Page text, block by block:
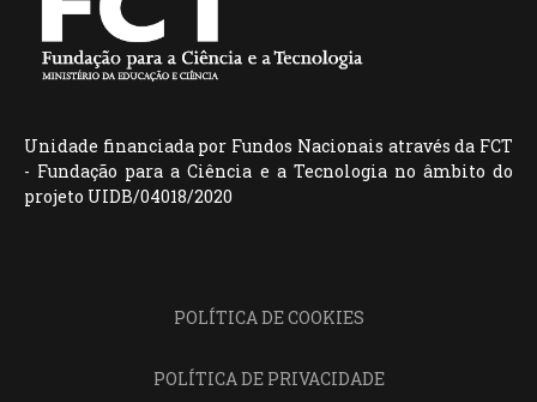
Unidade financiada por Fundos Nacionais através da FCT
- Fundação para a Ciência e a Tecnologia no âmbito do
projeto UIDB/04018/2020
POLÍTICA DE COOKIES
POLÍTICA DE PRIVACIDADE